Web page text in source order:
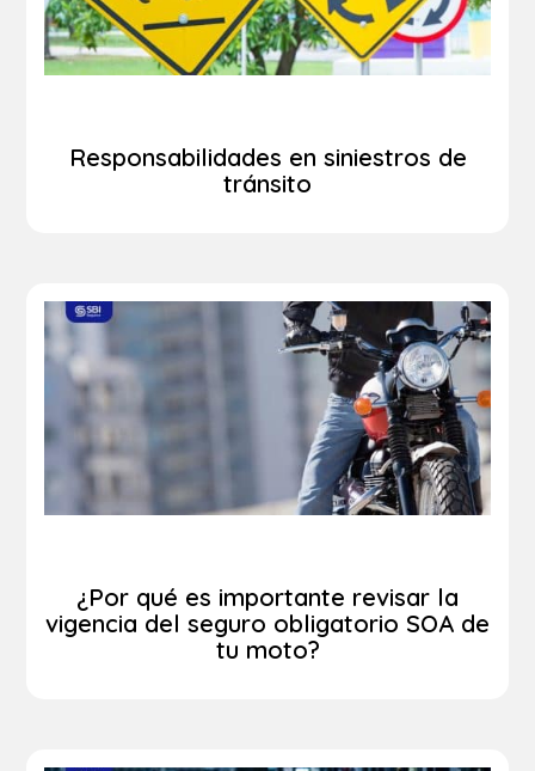
Responsabilidades en siniestros de
tránsito
¿Por qué es importante revisar la
vigencia del seguro obligatorio SOA de
tu moto?